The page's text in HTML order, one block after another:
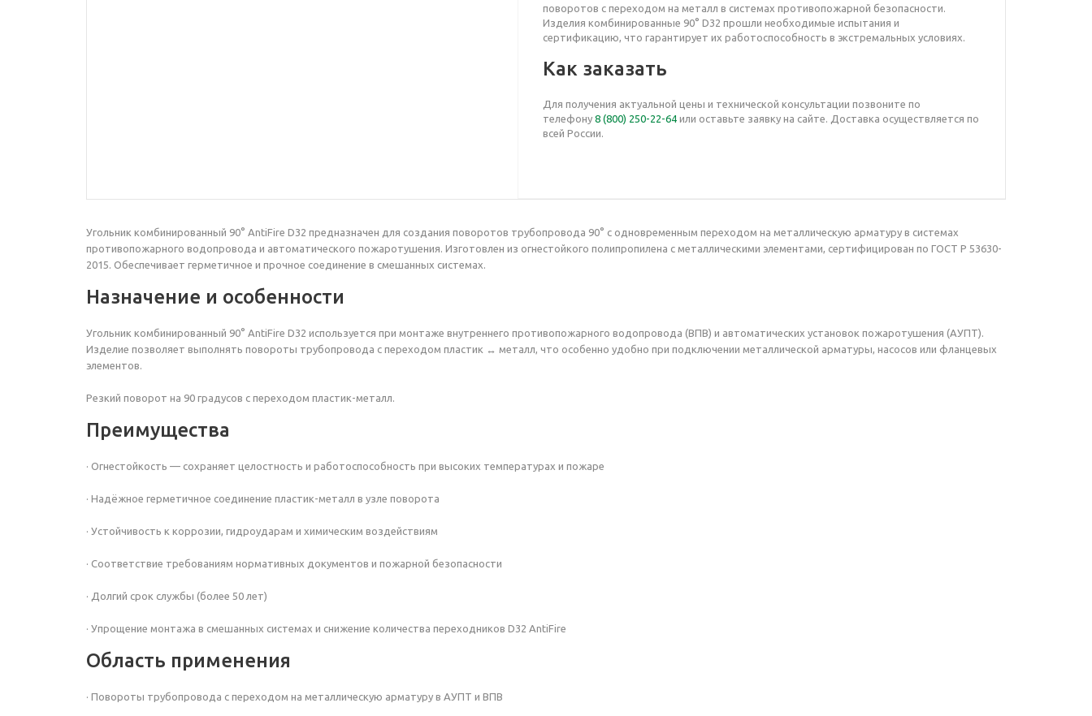
поворотов с переходом на металл в системах противопожарной безопасности.
Изделия комбинированные 90° D32 прошли необходимые испытания и
сертификацию, что гарантирует их работоспособность в экстремальных условиях.
Как заказать
Для получения актуальной цены и технической консультации позвоните по
телефону8 (800) 250-22-64 или оставьте заявку на сайте. Доставка осуществляется по
всей России.
Угольник комбинированный 90° AntiFire D32 предназначен для создания поворотов трубопровода 90° с одновременным переходом на металлическую арматуру в системах
противопожарного водопровода и автоматического пожаротушения. Изготовлен из огнестойкого полипропилена с металлическими элементами, сертифицирован по ГОСТ Р 53630-
2015. Обеспечивает герметичное и прочное соединение в смешанных системах.
Назначение и особенности
Угольник комбинированный 90° AntiFire D32 используется при монтаже внутреннего противопожарного водопровода (ВПВ) и автоматических установок пожаротушения (АУПТ).
Изделие позволяет выполнять повороты трубопровода с переходом пластик ↔ металл, что особенно удобно при подключении металлической арматуры, насосов или фланцевых
элементов.
Резкий поворот на 90 градусов с переходом пластик-металл.
Преимущества
· Огнестойкость — сохраняет целостность и работоспособность при высоких температурах и пожаре
· Надёжное герметичное соединение пластик-металл в узле поворота
· Устойчивость к коррозии, гидроударам и химическим воздействиям
· Соответствие требованиям нормативных документов и пожарной безопасности
· Долгий срок службы (более 50 лет)
· Упрощение монтажа в смешанных системах и снижение количества переходников D32 AntiFire
Область применения
· Повороты трубопровода с переходом на металлическую арматуру в АУПТ и ВПВ